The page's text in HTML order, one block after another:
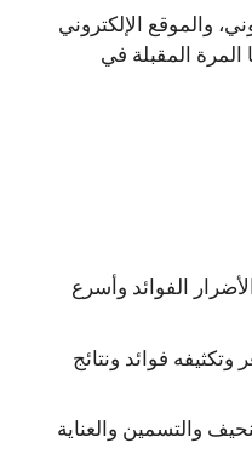
والموقع الإلكتروني
المقبلة في
الفوائد وأسرع
فوائد ونتائج
والتسمين والعناية